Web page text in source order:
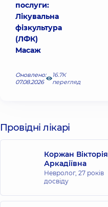
послуги:
Лікувальна
фізкультура
(ЛФК)
Масаж
Оновлено:
07.08.2026
16.7К
перегляд
Провідні лікарі
Коржан Вікторія
Аркадіївна
Невролог, 27 років
досвіду